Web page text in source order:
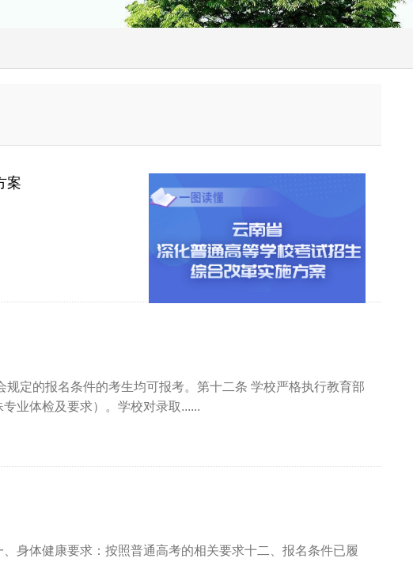
案
定的报名条件的考生均可报考。第十二条 学校严格执行教育部
业体检及要求）。学校对录取......
身体健康要求：按照普通高考的相关要求十二、报名条件已履